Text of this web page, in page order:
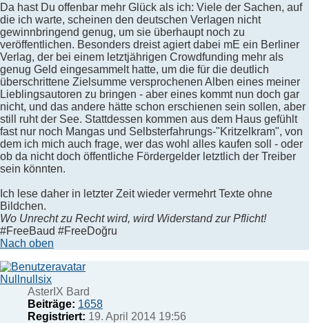
Da hast Du offenbar mehr Glück als ich: Viele der Sachen, auf
die ich warte, scheinen den deutschen Verlagen nicht
gewinnbringend genug, um sie überhaupt noch zu
veröffentlichen. Besonders dreist agiert dabei mE ein Berliner
Verlag, der bei einem letztjährigen Crowdfunding mehr als
genug Geld eingesammelt hatte, um die für die deutlich
überschrittene Zielsumme versprochenen Alben eines meiner
Lieblingsautoren zu bringen - aber eines kommt nun doch gar
nicht, und das andere hätte schon erschienen sein sollen, aber
still ruht der See. Stattdessen kommen aus dem Haus gefühlt
fast nur noch Mangas und Selbsterfahrungs-"Kritzelkram", von
dem ich mich auch frage, wer das wohl alles kaufen soll - oder
ob da nicht doch öffentliche Fördergelder letztlich der Treiber
sein könnten.
Ich lese daher in letzter Zeit wieder vermehrt Texte ohne
Bildchen.
Wo Unrecht zu Recht wird, wird Widerstand zur Pflicht!
#FreeBaud #FreeDoğru
Nach oben
Nullnullsix
AsterIX Bard
Beiträge: 1658
Registriert: 19. April 2014 19:56